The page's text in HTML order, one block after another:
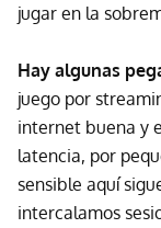
jugar en la
Hay algunas
juego por
internet buena y
latencia, por
sensible aquí
intercalamos